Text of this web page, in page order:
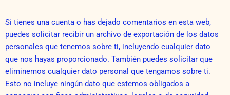
Si tienes una cuenta o has dejado comentarios en esta web,
puedes solicitar recibir un archivo de exportación de los datos
personales que tenemos sobre ti, incluyendo cualquier dato
que nos hayas proporcionado. También puedes solicitar que
eliminemos cualquier dato personal que tengamos sobre ti.
Esto no incluye ningún dato que estemos obligados a